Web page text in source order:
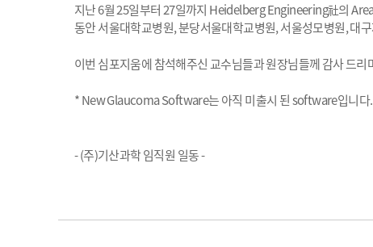
지난6월25일부터27일까지 Heidelberg Engineering社의
동안 서울대학교병원,분당서울대학교병원,서울성모병원,대
이번 심포지움에 참석해주신 교수님들과 원장님들께 감사 드리
*New Glaucoma Software는 아직 미출시 된software입니다.
- (주)기산과학 임직원 일동 -